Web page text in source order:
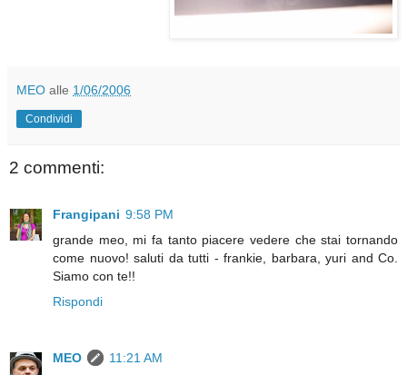
MEO alle 1/06/2006
Condividi
2 commenti:
Frangipani 9:58 PM
grande meo, mi fa tanto piacere vedere che stai tornando
come nuovo! saluti da tutti - frankie, barbara, yuri and Co.
Siamo con te!!
Rispondi
MEO
11:21 AM